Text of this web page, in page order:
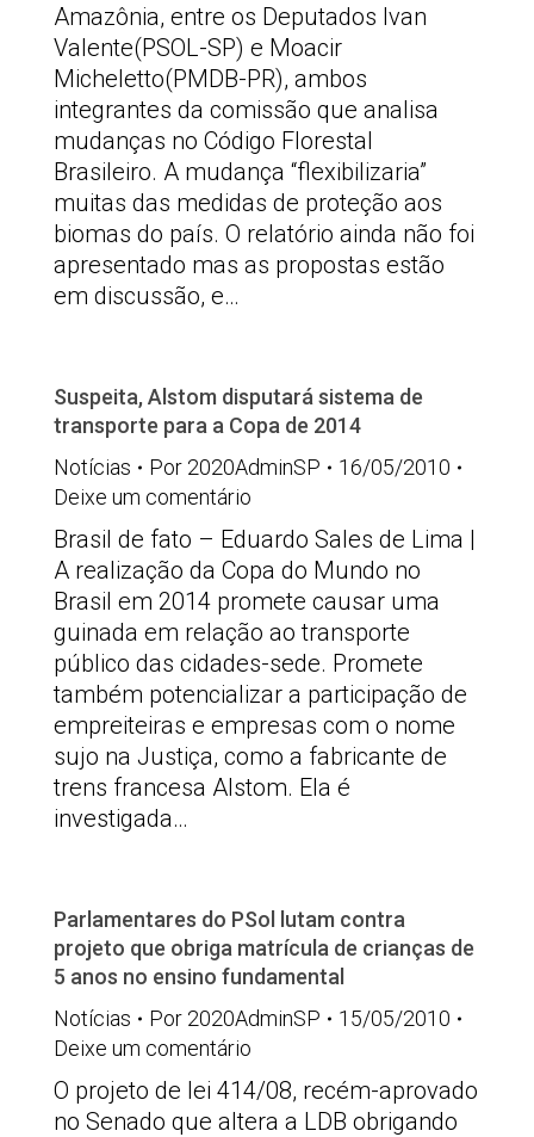
Amazônia, entre os Deputados Ivan
Valente(PSOL-SP) e Moacir
Micheletto(PMDB-PR), ambos
integrantes da comissão que analisa
mudanças no Código Florestal
Brasileiro. A mudança “flexibilizaria”
muitas das medidas de proteção aos
biomas do país. O relatório ainda não foi
apresentado mas as propostas estão
em discussão, e…
Suspeita, Alstom disputará sistema de
transporte para a Copa de 2014
Notícias
Por 2020AdminSP
16/05/2010
Deixe um comentário
Brasil de fato – Eduardo Sales de Lima |
A realização da Copa do Mundo no
Brasil em 2014 promete causar uma
guinada em relação ao transporte
público das cidades-sede. Promete
também potencializar a participação de
empreiteiras e empresas com o nome
sujo na Justiça, como a fabricante de
trens francesa Alstom. Ela é
investigada…
Parlamentares do PSol lutam contra
projeto que obriga matrícula de crianças de
5 anos no ensino fundamental
Notícias
Por 2020AdminSP
15/05/2010
Deixe um comentário
O projeto de lei 414/08, recém-aprovado
no Senado que altera a LDB obrigando